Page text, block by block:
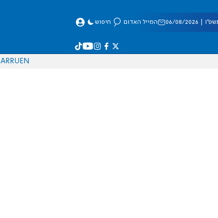
08/2026 המייל האדום חיפוש
EN
RU
AR